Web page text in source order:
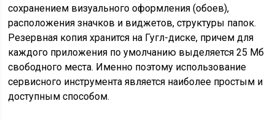
сохранением визуального оформления (обоев),
расположения значков и виджетов, структуры папок.
Резервная копия хранится на Гугл-диске, причем для
каждого приложения по умолчанию выделяется 25 Мб
свободного места. Именно поэтому использование
сервисного инструмента является наиболее простым и
доступным способом.